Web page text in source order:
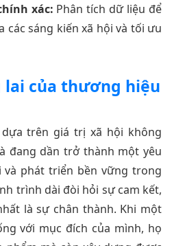
xác: Phân tích dữ liệu để
các sáng kiến xã hội và tối ưu
lai của thương hiệu
trên giá trị xã hội không
đang dần trở thành một yêu
và phát triển bền vững trong
trình dài đòi hỏi sự cam kết,
là sự chân thành. Khi một
với mục đích của mình, họ